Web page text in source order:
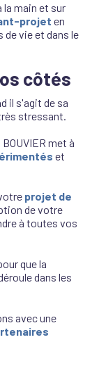
la main et sur
projet en
vie et dans le
côtés
il s'agit de sa
stressant.
met à
et
projet de
de votre
à toutes vos
que la
dans les
avec une